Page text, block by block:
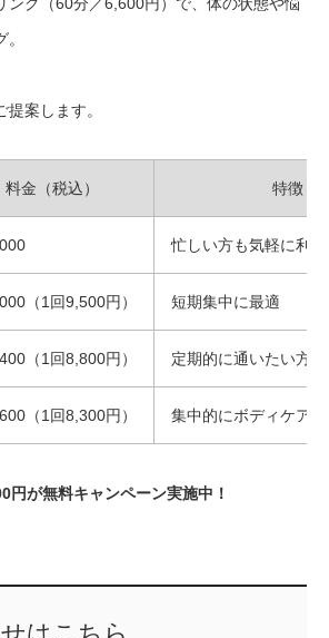
案します。
料金（税込） 特徴
忙しい方も気軽に利
（1回9,500円） 短期集中に最適
（1回8,800円） 定期的に通いたい方
（1回8,300円） 集中的にボディケア
円が無料キャンペーン実施中！